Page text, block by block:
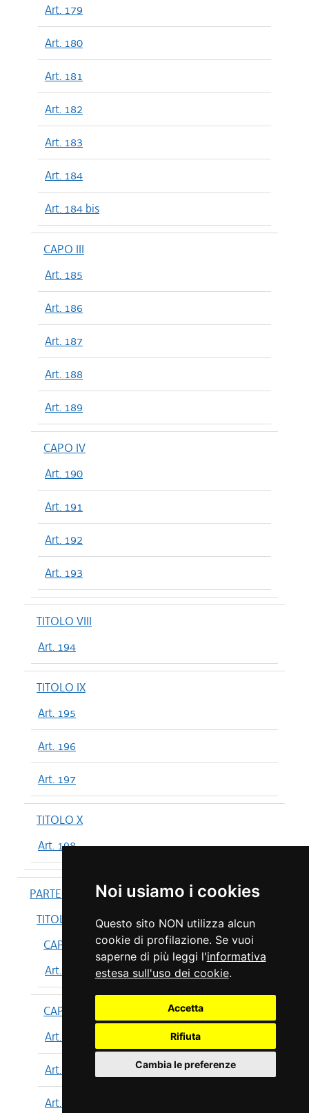
Noi usiamo i cookies
Questo sito NON utilizza alcun
cookie di profilazione. Se vuoi
saperne di più leggi l'informativa
estesa sull'uso dei cookie.
Accetta
Rifiuta
Cambia le preferenze
Art. 179
Art. 180
Art. 181
Art. 182
Art. 183
Art. 184
Art. 184 bis
CAPO III
Art. 185
Art. 186
Art. 187
Art. 188
Art. 189
CAPO IV
Art. 190
Art. 191
Art. 192
Art. 193
TITOLO VIII
Art. 194
TITOLO IX
Art. 195
Art. 196
Art. 197
TITOLO X
Art. 198
PARTE IV
TITOLO I
CAPO I
Art. 199
CAPO II
Art. 200
Art. 201
Art. 202